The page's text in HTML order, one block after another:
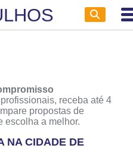
receba até 4
propostas de
escolha a melhor.
NA CIDADE DE